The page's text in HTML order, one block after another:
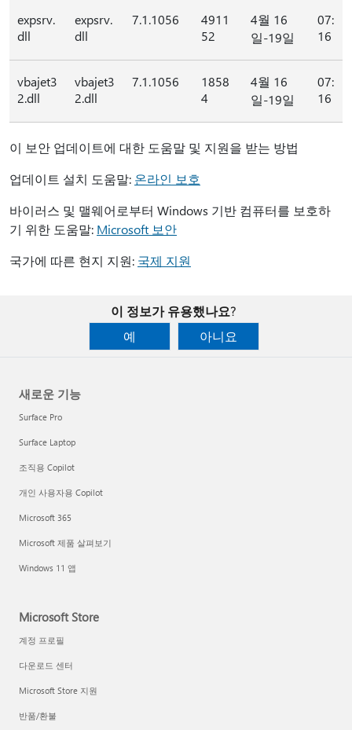
expsrv.
dll
expsrv.
dll
7.1.1056
4911
52
4월 16
일-19일
07:
16
vbajet3
2.dll
vbajet3
2.dll
7.1.1056
1858
4
4월 16
일-19일
07:
16
이 보안 업데이트에 대한 도움말 및 지원을 받는 방법
업데이트 설치 도움말: 온라인 보호
바이러스 및 맬웨어로부터 Windows 기반 컴퓨터를 보호하
기 위한 도움말: Microsoft 보안
국가에 따른 현지 지원: 국제 지원
이 정보가 유용했나요?
예
아니요
새로운 기능
Surface Pro
Surface Laptop
조직용 Copilot
개인 사용자용 Copilot
Microsoft 365
Microsoft 제품 살펴보기
Windows 11 앱
Microsoft Store
계정 프로필
다운로드 센터
Microsoft Store 지원
반품/환불